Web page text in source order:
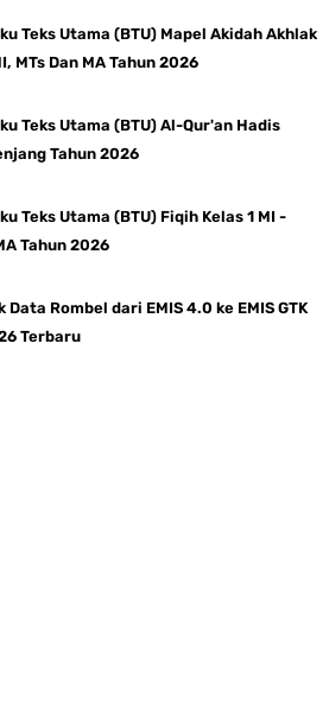
Teks Utama (BTU) Mapel Akidah Akhlak
MTs Dan MA Tahun 2026
Teks Utama (BTU) Al-Qur'an Hadis
Tahun 2026
Teks Utama (BTU) Fiqih Kelas 1 MI -
Tahun 2026
Data Rombel dari EMIS 4.0 ke EMIS GTK
Terbaru